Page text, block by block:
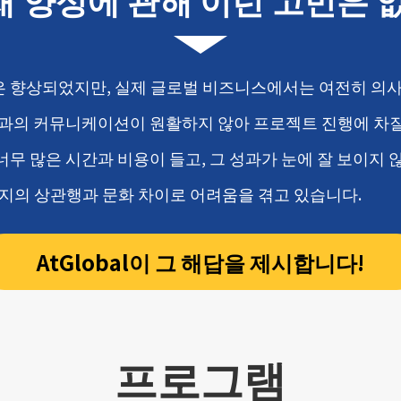
향상되었지만, 실제 글로벌 비즈니스에서는 여전히 의
의 커뮤니케이션이 원활하지 않아 프로젝트 진행에 차
무 많은 시간과 비용이 들고, 그 성과가 눈에 잘 보이지
의 상관행과 문화 차이로 어려움을 겪고 있습니다.
AtGlobal이 그 해답을 제시합니다!
프로그램